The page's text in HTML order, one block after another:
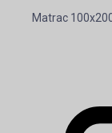
Matrac